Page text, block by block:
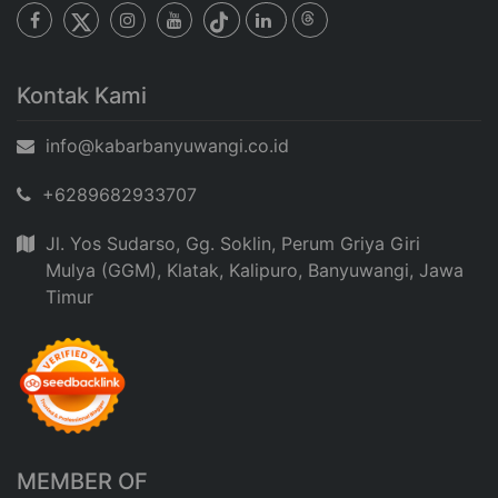
Kontak Kami
info@kabarbanyuwangi.co.id
+6289682933707
Jl. Yos Sudarso, Gg. Soklin, Perum Griya Giri
Mulya (GGM), Klatak, Kalipuro, Banyuwangi, Jawa
Timur
MEMBER OF